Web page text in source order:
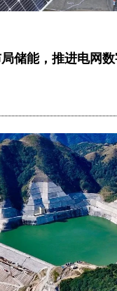
储能，推进电网